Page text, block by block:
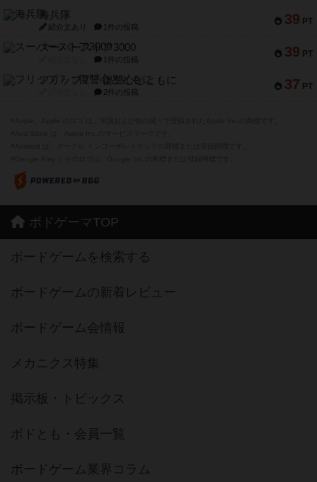
39 PT
海兵隊
紹介文あり 1件の投稿
39 PT
スーパーストア3000
1件の投稿
37 PT
フリップ７：復讐心とともに
2件の投稿
ボドゲーマTOP
ボードゲームを検索する
ボードゲームの新着レビュー
ボードゲーム会情報
メカニクス特集
掲示板・トピックス
ボドとも・会員一覧
ボードゲーム業界コラム